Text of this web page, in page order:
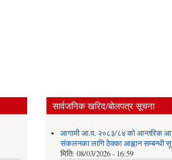
सार्वजनिक खरिद/बोलपत्र सूचना
आगामी आ.व. २०८३/८४ को आन्तरिक
संकलनका लागि ठेक्का आह्वान सम्बन्धी
मिति: 08/03/2026 - 16:59